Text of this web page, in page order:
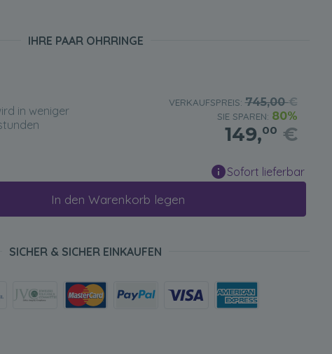
IHRE PAAR OHRRINGE
in weniger
VERKAUFSPREIS:745,00€
SIE SPAREN: 80%
149,00 €
Sofort lieferbar
In den Warenkorb legen
SICHER & SICHER EINKAUFEN